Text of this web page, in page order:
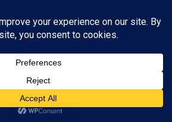
5 सौ के नकली नोटों के साथ
KAMALGIRI GOSWAMI